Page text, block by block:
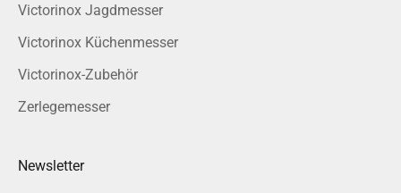
Victorinox Jagdmesser
Victorinox Küchenmesser
Victorinox-Zubehör
Zerlegemesser
Newsletter